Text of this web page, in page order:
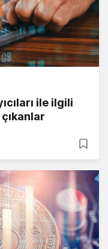
ile ilgili